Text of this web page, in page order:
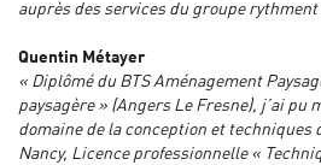
auprès des services du groupe
Quentin Métayer
« Diplômé du BTS Aménagement
paysagère » (Angers Le Fresne), j’ai pu
domaine de la conception et techniques
Nancy, Licence professionnelle «